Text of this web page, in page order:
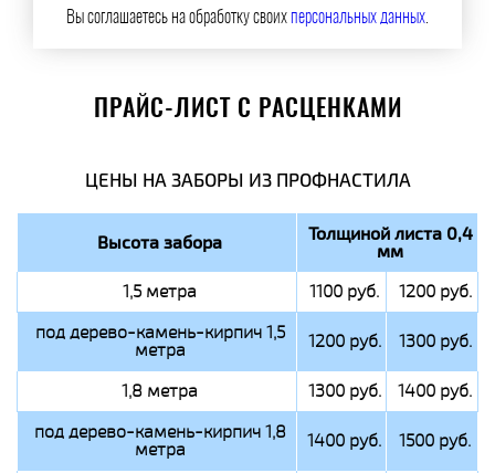
Вы соглашаетесь на обработку своихперсональных данных.
ПРАЙС-ЛИСТ С РАСЦЕНКАМИ
ЦЕНЫ НА ЗАБОРЫ ИЗ ПРОФНАСТИЛА
Высота забора Толщиной листа 0,4
мм
1,5 метра 1100 руб.
1200 руб.
под дерево-камень-кирпич 1,5
метра 1200 руб. 1300 руб.
1,8 метра 1300 руб.
1400 руб.
под дерево-камень-кирпич 1,8
метра 1400 руб. 1500 руб.